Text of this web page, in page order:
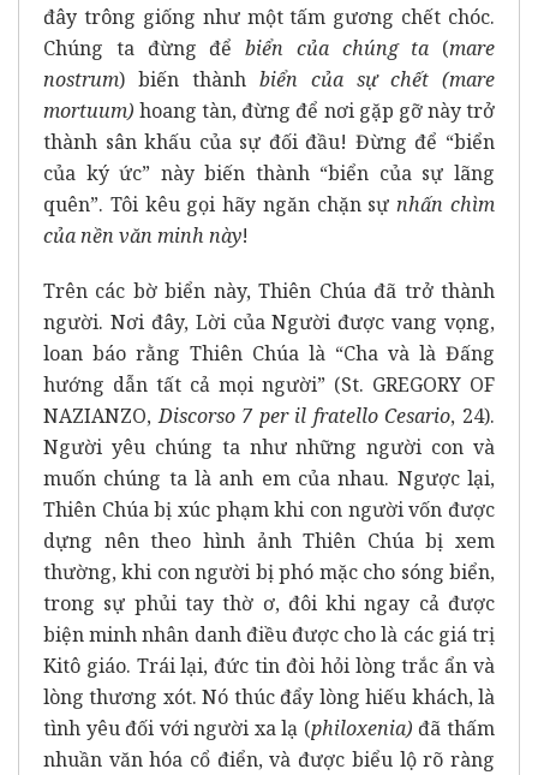
đây trông giống như một tấm gương chết chóc.
Chúng ta đừng để biển của chúng ta (mare
nostrum) biến thành biển của sự chết (mare
mortuum) hoang tàn, đừng để nơi gặp gỡ này trở
thành sân khấu của sự đối đầu! Đừng để “biển
của ký ức” này biến thành “biển của sự lãng
quên”. Tôi kêu gọi hãy ngăn chặn sựnhấn chìm
của nền văn minh này!
Trên các bờ biển này, Thiên Chúa đã trở thành
người. Nơi đây, Lời của Người được vang vọng,
loan báo rằng Thiên Chúa là “Cha và là Đấng
hướng dẫn tất cả mọi người” (St. GREGORY OF
NAZIANZO,Discorso 7 per il fratello Cesario, 24).
Người yêu chúng ta như những người con và
muốn chúng ta là anh em của nhau. Ngược lại,
Thiên Chúa bị xúc phạm khi con người vốn được
dựng nên theo hình ảnh Thiên Chúa bị xem
thường, khi con người bị phó mặc cho sóng biển,
trong sự phủi tay thờ ơ, đôi khi ngay cả được
biện minh nhân danh điều được cho là các giá trị
Kitô giáo. Trái lại, đức tin đòi hỏi lòng trắc ẩn và
lòng thương xót. Nó thúc đẩy lòng hiếu khách, là
tình yêu đối với người xa lạ (philoxenia) đã thấm
nhuần văn hóa cổ điển, và được biểu lộ rõ ​​ràng